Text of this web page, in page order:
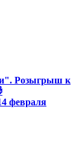
Розыгрыш к
февраля